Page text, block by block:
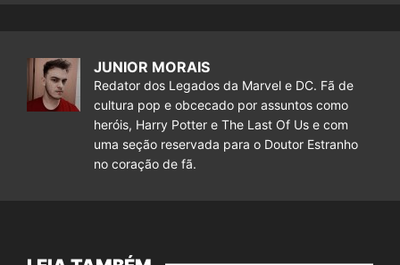
JUNIOR MORAIS
Redator dos Legados da Marvel e DC. Fã de
cultura pop e obcecado por assuntos como
heróis, Harry Potter e The Last Of Us e com
uma seção reservada para o Doutor Estranho
no coração de fã.